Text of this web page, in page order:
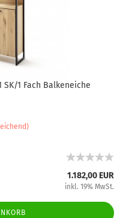
SK/1 Fach Balkeneiche
1.182,00 EUR
inkl. 19% MwSt.